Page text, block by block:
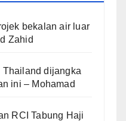
bekalan air luar
Zahid
Thailand dijangka
ini – Mohamad
RCI Tabung Haji